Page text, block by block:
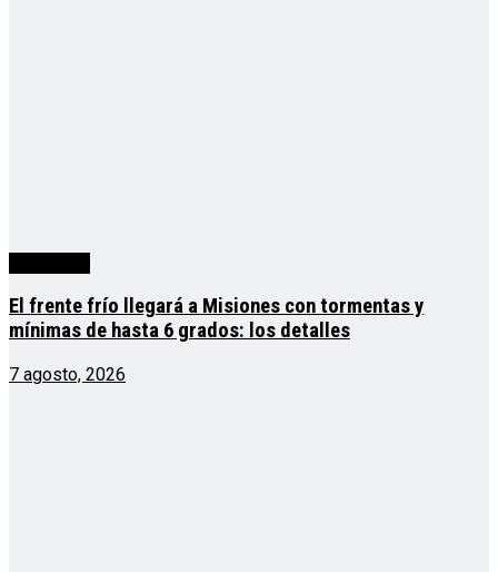
El frente frío llegará a Misiones con tormentas y
mínimas de hasta 6 grados: los detalles
7 agosto, 2026